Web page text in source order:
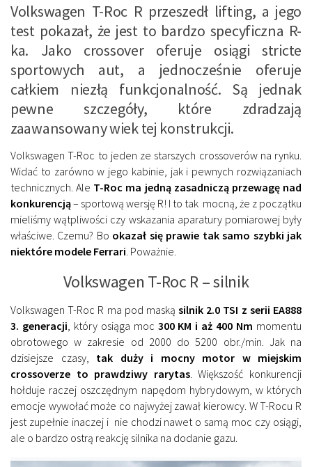
Volkswagen T-Roc R przeszedł lifting, a jego
test pokazał, że jest to bardzo specyficzna R-
ka. Jako crossover oferuje osiągi stricte
sportowych aut, a jednocześnie oferuje
całkiem niezłą funkcjonalność. Są jednak
pewne szczegóły, które zdradzają
zaawansowany wiek tej konstrukcji.
Volkswagen T-Roc to jeden ze starszych crossoverów na rynku.
Widać to zarówno w jego kabinie, jak i pewnych rozwiązaniach
technicznych. Ale T-Roc ma jedną zasadniczą przewagę nad
konkurencją– sportową wersję R! I to tak mocną, że z początku
mieliśmy wątpliwości czy wskazania aparatury pomiarowej były
właściwe. Czemu? Bo okazał się prawie tak samo szybki jak
niektóre modele Ferrari . Poważnie.
Volkswagen T-Roc R – silnik
Volkswagen T-Roc R ma pod maskąsilnik 2.0 TSI z serii EA888
3. generacji , który osiąga moc 300 KM i aż 400 Nm momentu
obrotowego w zakresie od 2000 do 5200 obr./min. Jak na
dzisiejsze czasy, tak duży i mocny motor w miejskim
crossoverze to prawdziwy rarytas. Większość konkurencji
hołduje raczej oszczędnym napędom hybrydowym, w których
emocje wywołać może co najwyżej zawał kierowcy. W T-Rocu R
jest zupełnie inaczej i nie chodzi nawet o samą moc czy osiągi,
ale o bardzo ostrą reakcję silnika na dodanie gazu.